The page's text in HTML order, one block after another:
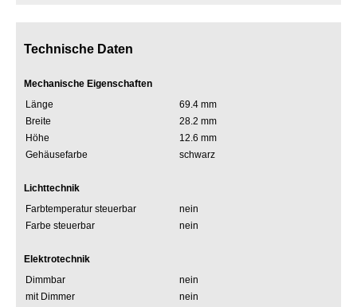
Technische Daten
Mechanische Eigenschaften
Länge
69.4 mm
Breite
28.2 mm
Höhe
12.6 mm
Gehäusefarbe
schwarz
Lichttechnik
Farbtemperatur steuerbar
nein
Farbe steuerbar
nein
Elektrotechnik
Dimmbar
nein
mit Dimmer
nein